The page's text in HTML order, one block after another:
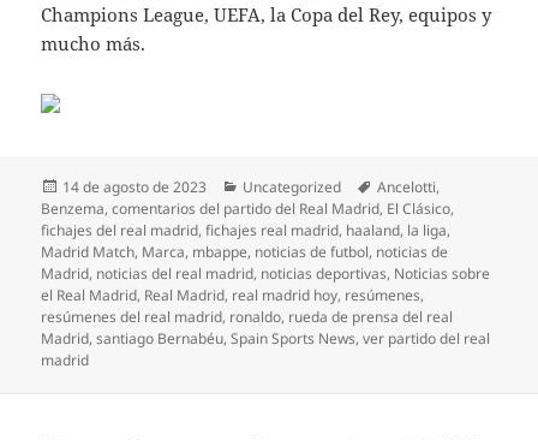
Champions League, UEFA, la Copa del Rey, equipos y
mucho más.
Publicado
el
14 de agosto de 2023 Categorías
Uncategorized Etiquetas
Ancelotti,
Benzema,comentarios del partido del Real Madrid, El Clásico,
fichajes del real madrid,fichajes real madrid, haaland, la liga,
Madrid Match, Marca, mbappe, noticias de futbol, noticias de
Madrid, noticias del real madrid, noticias deportivas, Noticias sobre
el Real Madrid, Real Madrid, real madrid hoy, resúmenes,
resúmenes del real madrid, ronaldo, rueda de prensa del real
Madrid,santiago Bernabéu,Spain Sports News,ver partido del real
madrid